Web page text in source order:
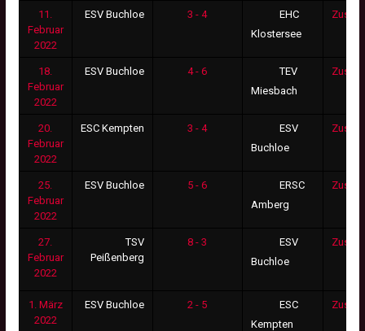
11.
Februar
2022
ESV Buchloe 3 - 4
EHC
Klostersee
18.
Februar
2022
ESV Buchloe 4 - 6
TEV
Miesbach
20.
Februar
2022
ESC Kempten 3 - 4
ESV
Buchloe
25.
Februar
2022
ESV Buchloe 5 - 6
ERSC
Amberg
27.
Februar
2022
TSV
Peißenberg
8 - 3
ESV
Buchloe
1. März
2022
ESV Buchloe 2 - 5
ESC
Kempten